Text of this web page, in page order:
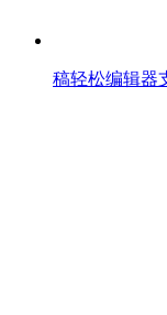
稿轻松编辑器